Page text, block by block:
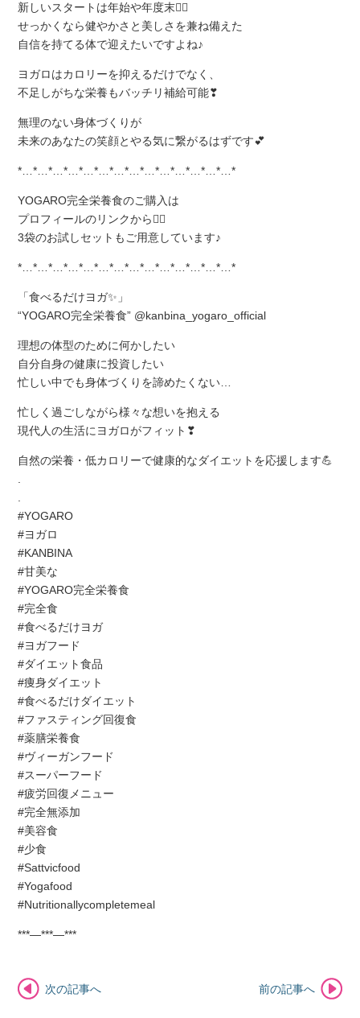
新しいスタートは年始や年度末💁‍♀
せっかくなら健やかさと美しさを兼ね備えた
自信を持てる体で迎えたいですよね♪
ヨガロはカロリーを抑えるだけでなく、
不足しがちな栄養もバッチリ補給可能❣
無理のない身体づくりが
未来のあなたの笑顔とやる気に繋がるはずです💕
*…*…*…*…*…*…*…*…*…*…*…*…*…*…*
YOGARO完全栄養食のご購入は
プロフィールのリンクから💁‍♀
3袋のお試しセットもご用意しています♪
*…*…*…*…*…*…*…*…*…*…*…*…*…*…*
「食べるだけヨガ✨」
“YOGARO完全栄養食” @kanbina_yogaro_official
理想の体型のために何かしたい
自分自身の健康に投資したい
忙しい中でも身体づくりを諦めたくない…
忙しく過ごしながら様々な想いを抱える
現代人の生活にヨガロがフィット❣
自然の栄養・低カロリーで健康的なダイエットを応援します💪
.
.
#YOGARO
#ヨガロ
#KANBINA
#甘美な
#YOGARO完全栄養食
#完全食
#食べるだけヨガ
#ヨガフード
#ダイエット食品
#痩身ダイエット
#食べるだけダイエット
#ファスティング回復食
#薬膳栄養食
#ヴィーガンフード
#スーパーフード
#疲労回復メニュー
#完全無添加
#美容食
#少食
#Sattvicfood
#Yogafood
#Nutritionallycompletemeal
***—***—***
次の記事へ 前の記事へ